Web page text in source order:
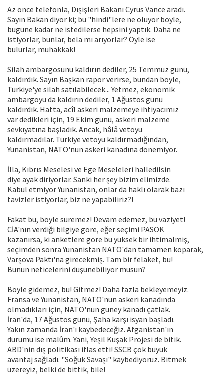
Az önce telefonla, Dışişleri Bakanı Cyrus Vance aradı.
Sayın Bakan diyor ki; bu "hindi"lere ne oluyor böyle,
bugüne kadar ne istedilerse hepsini yaptık. Daha ne
istiyorlar, bunlar, bela mı arıyorlar? Öyle ise
bulurlar, muhakkak!
Silah ambargosunu kaldırın dediler, 25 Temmuz günü,
kaldırdık. Sayın Başkan rapor verirse, bundan böyle,
Türkiye'ye silah satılabilecek... Yetmez, ekonomik
ambargoyu da kaldırın dediler, 1 Ağustos günü
kaldırdık. Hatta, acîl askeri malzemeye ihtiyacımız
var dedikleri için, 19 Ekim günü, askeri malzeme
sevkıyatına başladık. Ancak, hâlâ vetoyu
kaldırmadılar. Türkiye vetoyu kaldırmadığından,
Yunanistan, NATO'nun askeri kanadına dönemiyor.
İlla, Kıbrıs Meselesi ve Ege Meseleleri halledilsin
diye ayak diriyorlar. Sanki her şey bizim elimizde.
Kabul etmiyor Yunanistan, onlar da haklı olarak bazı
tavizler istiyorlar, biz ne yapabiliriz?!
Fakat bu, böyle süremez! Devam edemez, bu vaziyet!
CİA'nın verdiği bilgiye göre, eğer seçimi PASOK
kazanırsa, ki anketlere göre bu yüksek bir ihtimalmiş,
seçimden sonra Yunanistan NATO'dan tamamen koparak,
Varşova Paktı'na girecekmiş. Tam bir felaket, bu!
Bunun neticelerini düşünebiliyor musun?
Böyle gidemez, bu! Gitmez! Daha fazla bekleyemeyiz.
Fransa ve Yunanistan, NATO'nun askeri kanadında
olmadıkları için, NATO'nun güney kanadı çatlak.
İran'da, 17 Ağustos günü, Şaha karşı isyan başladı.
Yakın zamanda İran'ı kaybedeceğiz. Afganistan'ın
durumu ise malûm. Yani, Yeşil Kuşak Projesi de bitik.
ABD'nin dış politikası iflas etti! SSCB çok büyük
avantaj sağladı. "Soğuk Savaşı" kaybediyoruz. Bitmek
üzereyiz, belki de bittik, bile!